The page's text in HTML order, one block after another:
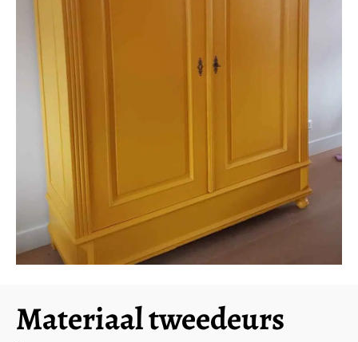
Materiaal tweedeurs